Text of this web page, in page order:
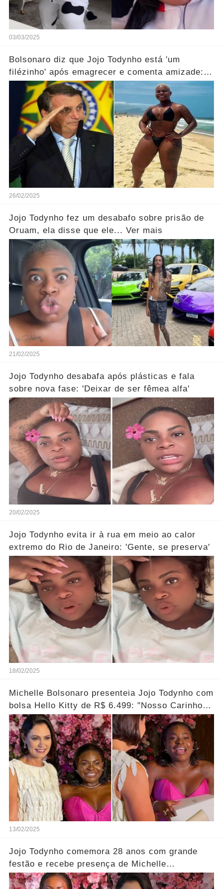
03/03/2025
Bolsonaro diz que Jojo Todynho está 'um
filézinho' após emagrecer e comenta amizade:
'Somos iguais'
26/02/2025
Jojo Todynho fez um desabafo sobre prisão de
Oruam, ela disse que ele... Ver mais
21/02/2025
Jojo Todynho desabafa após plásticas e fala
sobre nova fase: 'Deixar de ser fêmea alfa'
20/02/2025
Jojo Todynho evita ir à rua em meio ao calor
extremo do Rio de Janeiro: 'Gente, se preserva'
18/02/2025
Michelle Bolsonaro presenteia Jojo Todynho com
bolsa Hello Kitty de R$ 6.499: "Nosso Carinho
por Você"
13/02/2025
Jojo Todynho comemora 28 anos com grande
festão e recebe presença de Michelle
Bolsonaro....Ver mais